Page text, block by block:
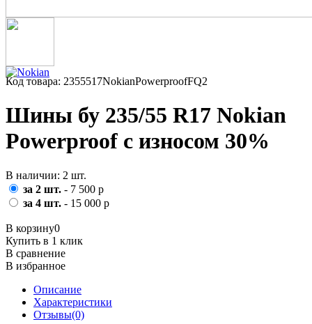
Код товара: 2355517NokianPowerproofFQ2
Шины бу 235/55 R17 Nokian
Powerproof с износом 30%
В наличии: 2 шт.
за 2 шт. - 7 500 р
за 4 шт. - 15 000 р
В корзину0
Купить в 1 клик
В сравнение
В избранное
Описание
Характеристики
Отзывы(0)